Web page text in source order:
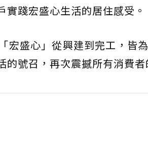
踐宏盛心生活的居住感受。
宏盛心」從興建到完工，皆
號召，再次震撼所有消費者